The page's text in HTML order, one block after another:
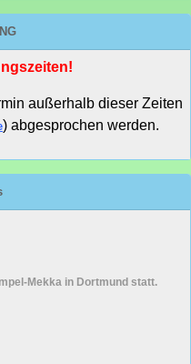
außerhalb dieser Zeiten
) abgesprochen werden.
Mekka in Dortmund statt.